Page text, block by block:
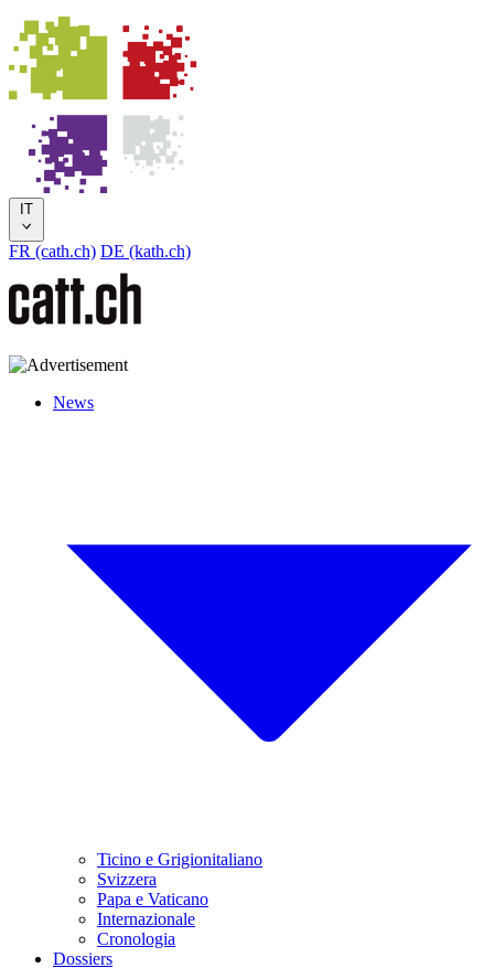
IT
FR (cath.ch) DE (kath.ch)
News
Ticino e Grigionitaliano
Svizzera
Papa e Vaticano
Internazionale
Cronologia
Dossiers